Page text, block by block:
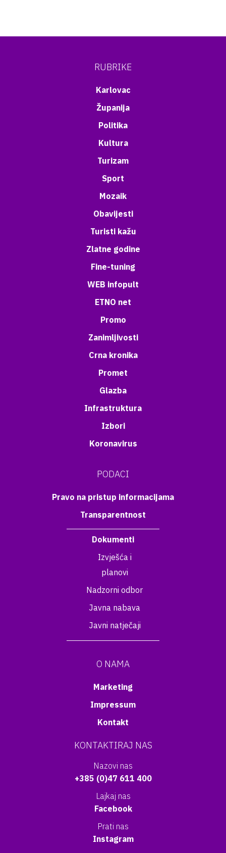
RUBRIKE
Karlovac
Županija
Politika
Kultura
Turizam
Sport
Mozaik
Obavijesti
Turisti kažu
Zlatne godine
Fine-tuning
WEB infopult
ETNO net
Promo
Zanimljivosti
Crna kronika
Promet
Glazba
Infrastruktura
Izbori
Koronavirus
PODACI
Pravo na pristup informacijama
Transparentnost
Dokumenti
Izvješća i
planovi
Nadzorni odbor
Javna nabava
Javni natječaji
O NAMA
Marketing
Impressum
Kontakt
KONTAKTIRAJ NAS
Nazovi nas
+385 (0)47 611 400
Lajkaj nas
Facebook
Prati nas
Instagram